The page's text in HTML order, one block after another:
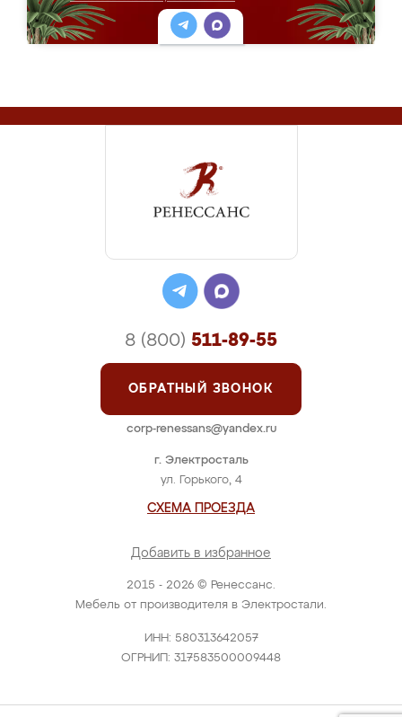
2015 - 2026 © Ренессанс.
Мебель от производителя в Электростали.
ИНН: 580313642057
ОГРНИП: 317583500009448
г. Электросталь
ул. Горького, 4
СХЕМА ПРОЕЗДА
Добавить в избранное
8 (800) 511-89-55
ОБРАТНЫЙ ЗВОНОК
corp-renessans@yandex.ru